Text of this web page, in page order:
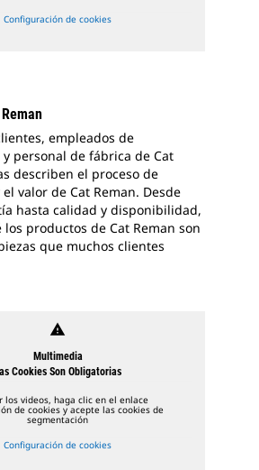
Configuración de cookies
empleados de
personal de fábrica de Cat
describen el proceso de
valor de Cat Reman. Desde
hasta calidad y disponibilidad,
productos de Cat Reman son
que muchos clientes
warning
Multimedia
Cookies Son Obligatorias
los videos, haga clic en el enlace
de cookies y acepte las cookies de
segmentación
Configuración de cookies